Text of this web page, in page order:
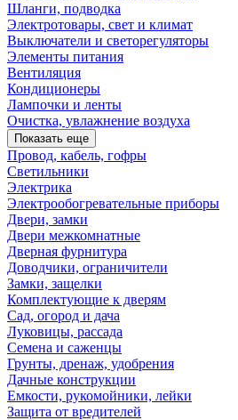
Шланги, подводка
Электротовары, свет и климат
Выключатели и светорегуляторы
Элементы питания
Вентиляция
Кондиционеры
Лампочки и ленты
Очистка, увлажнение воздуха
Показать еще
Провод, кабель, гофры
Светильники
Электрика
Электрообогревательные приборы
Двери, замки
Двери межкомнатные
Дверная фурнитура
Доводчики, ограничители
Замки, защелки
Комплектующие к дверям
Сад, огород и дача
Луковицы, рассада
Семена и саженцы
Грунты, дренаж, удобрения
Дачные конструкции
Емкости, рукомойники, лейки
Защита от вредителей